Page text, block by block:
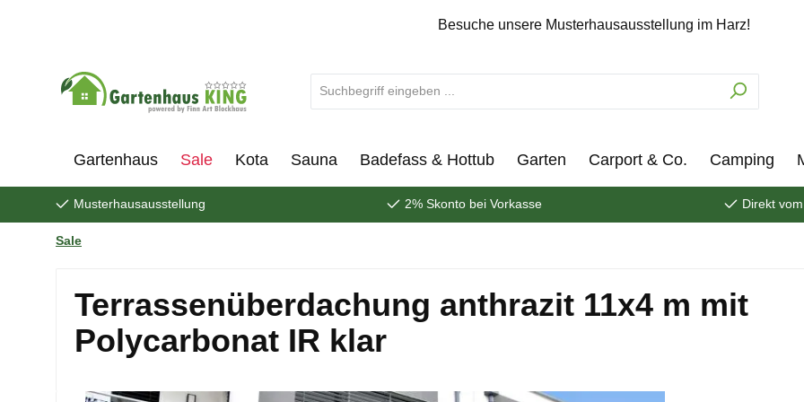
Besuche unsere Musterhausausstellung im Harz!
Gartenhaus Sale Kota Sauna Badefass & Hottub Garten Carport & Co. Camping
Musterhausausstellung 2% Skonto bei Vorkasse Direkt
Sale
Terrassenüberdachung anthrazit 11x4 m mit
Polycarbonat IR klar